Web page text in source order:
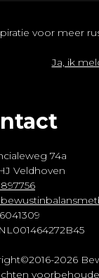
voor meer
Ja, ik
74a
Veldhoven
2026